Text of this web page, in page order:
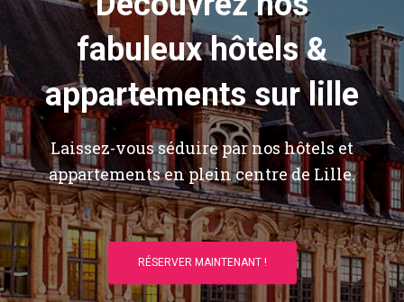
fabuleux hôtels &
appartements sur lille
Laissez-vous séduire par nos hôtels et
appartements en plein centre de Lille.
RÉSERVER MAINTENANT !